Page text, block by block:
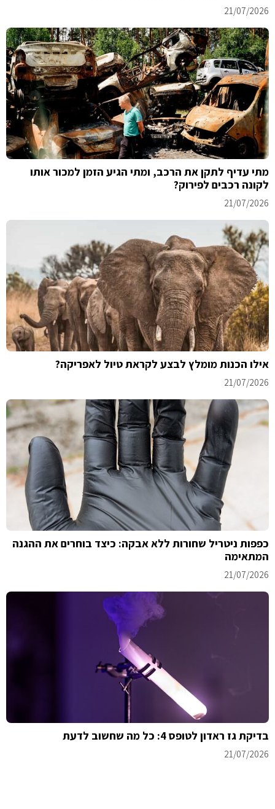
21/07/2026
מתי עדיף לתקן את הרכב, ומתי הגיע הזמן למכור אותו
לקונה רכבים לפירוק?
21/07/2026
אילו הכנות מומלץ לבצע לקראת טיול לאפריקה?
21/07/2026
כפפות ניטריל שחורות ללא אבקה: כיצד בוחרים את ההגנה
המתאימה
21/07/2026
בדיקת גז ראדון לטופס 4: כל מה שחשוב לדעת
21/07/2026